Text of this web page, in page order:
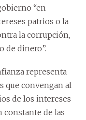
“en
patrios o la
la corrupción,
de dinero”.
representa
que convengan al
de los intereses
constante de las